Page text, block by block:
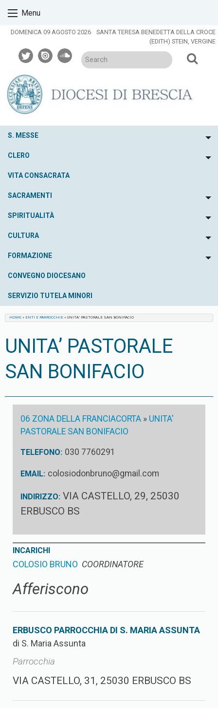
content
Menu
DOMENICA 09 AGOSTO 2026
SANTA TERESA BENEDETTA DELLA CROCE
(EDITH) STEIN, VERGINE
twitterissuusoundcloud
S. MESSE
CLERO
VITA CONSACRATA
SACRAMENTI
SPIRITUALITÀ
CULTURA
FORMAZIONE
CONVEGNO DIOCESANO
SERVIZIO TUTELA MINORI
HOME » ENTI E PARROCCHIE » UNITA’ PASTORALE SAN BONIFACIO
UNITA’ PASTORALE
SAN BONIFACIO
06 ZONA DELLA FRANCIACORTA » UNITA'
PASTORALE SAN BONIFACIO
TELEFONO: 030 7760291
EMAIL: colosiodonbruno@gmail.com
INDIRIZZO: VIA CASTELLO, 29, 25030
ERBUSCO BS
INCARICHI
COLOSIO BRUNO COORDINATORE
Afferiscono
ERBUSCO PARROCCHIA DI S. MARIA ASSUNTA
di S. Maria Assunta
Parrocchia
VIA CASTELLO, 31, 25030 ERBUSCO BS